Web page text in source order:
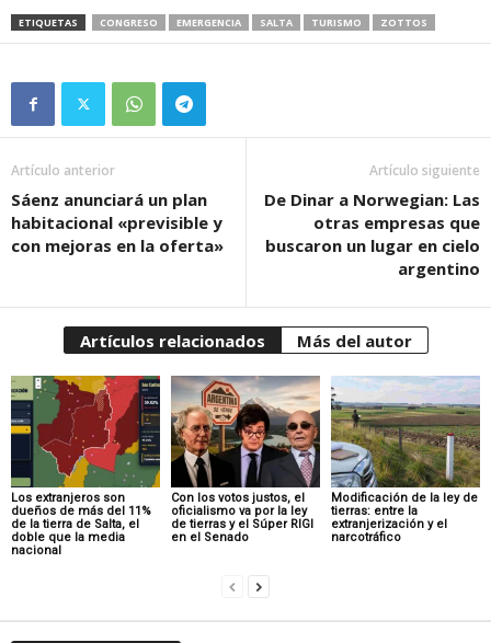
ETIQUETAS CONGRESO EMERGENCIA SALTA TURISMO ZOTTOS
Artículo anterior
Sáenz anunciará un plan
habitacional «previsible y
con mejoras en la oferta»
Artículo siguiente
De Dinar a Norwegian: Las
otras empresas que
buscaron un lugar en cielo
argentino
Artículos relacionados Más del autor
Los extranjeros son
dueños de más del 11%
de la tierra de Salta, el
doble que la media
nacional
Con los votos justos, el
oficialismo va por la ley
de tierras y el Súper RIGI
en el Senado
Modificación de la ley de
tierras: entre la
extranjerización y el
narcotráfico